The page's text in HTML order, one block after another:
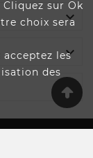
sur Ok
choix sera
les
des


